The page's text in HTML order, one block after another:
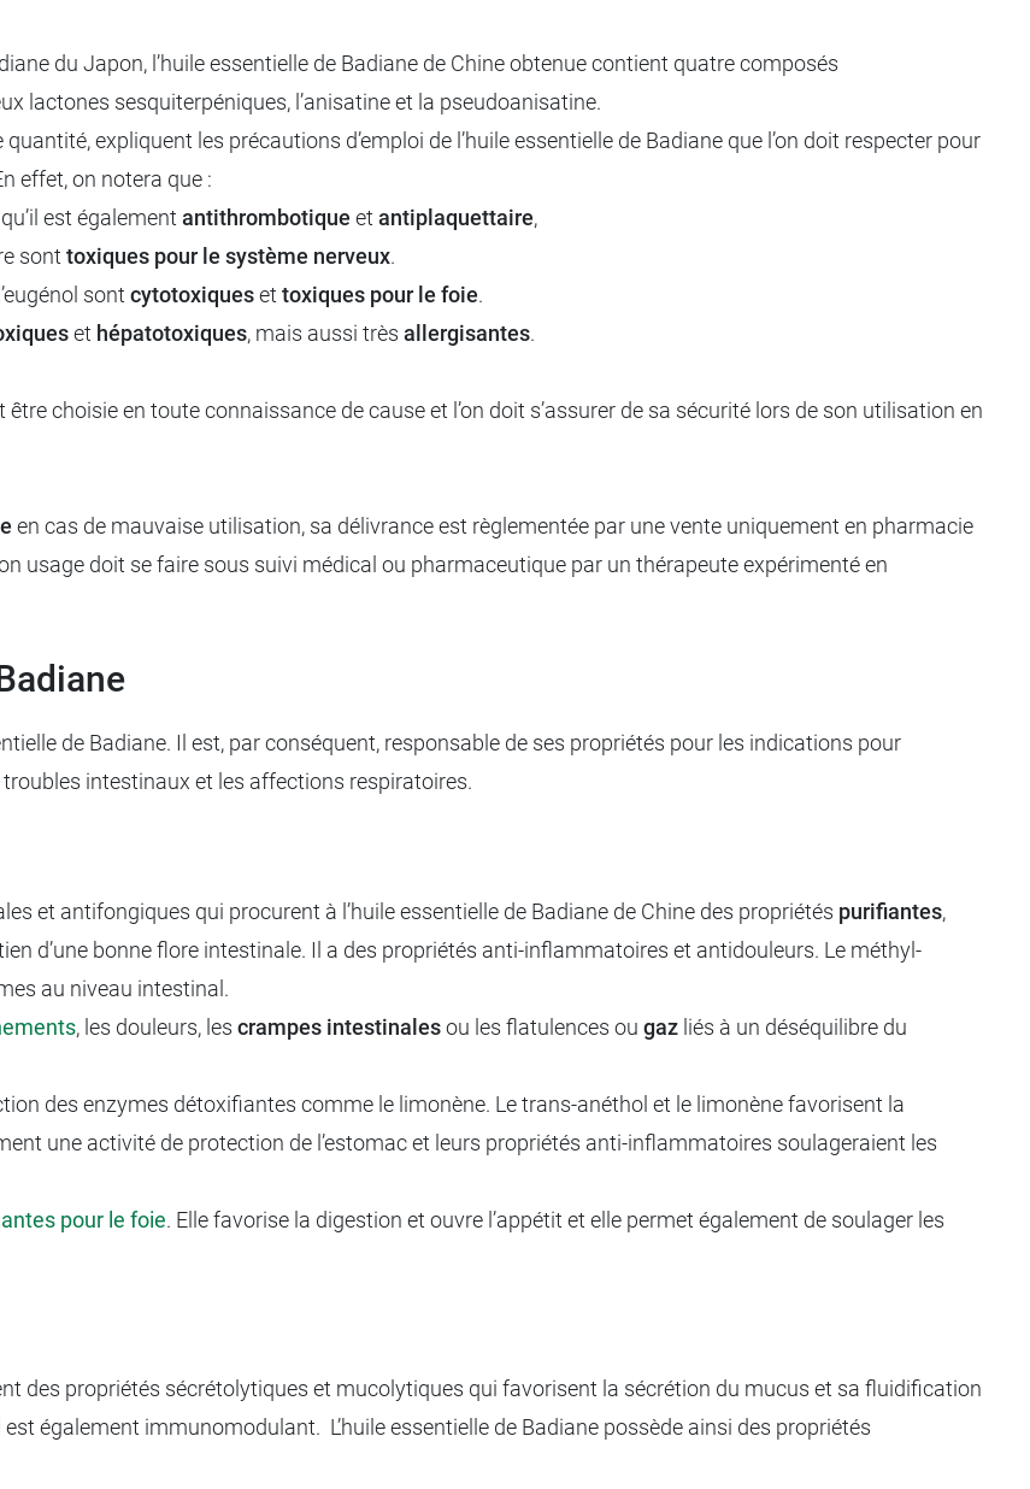
du Japon, l’huile essentielle de Badiane de Chine obtenue contient quatre composés
lactones sesquiterpéniques, l’anisatine et la pseudoanisatine.
expliquent les précautions d’emploi de l’huile essentielle de Badiane que l’on doit respecter pour
effet, on notera que :
est également antithrombotique et antiplaquettaire,
sont toxiques pour le système nerveux.
sont cytotoxiqueset toxiques pour le foie.
et hépatotoxiques, mais aussi très allergisantes.
choisie en toute connaissance de cause et l’on doit s’assurer de sa sécurité lors de son utilisation en
en cas de mauvaise utilisation, sa délivrance est règlementée par une vente uniquement en pharmacie
usage doit se faire sous suivi médical ou pharmaceutique par un thérapeute expérimenté en
de Badiane. Il est, par conséquent, responsable de ses propriétés pour les indications pour
intestinaux et les affections respiratoires.
et antifongiques qui procurent à l’huile essentielle de Badiane de Chine des propriétés purifiantes,
d’une bonne flore intestinale. Il a des propriétés anti-inflammatoires et antidouleurs. Le méthyl-
au niveau intestinal.
, les douleurs, les crampes intestinalesou les flatulences ou gaz liés à un déséquilibre du
des enzymes détoxifiantes comme le limonène. Le trans-anéthol et le limonène favorisent la
une activité de protection de l’estomac et leurs propriétés anti-inflammatoires soulageraient les
pour le foie. Elle favorise la digestion et ouvre l’appétit et elle permet également de soulager les
des propriétés sécrétolytiques et mucolytiques qui favorisent la sécrétion du mucus et sa fluidification
également immunomodulant. L’huile essentielle de Badiane possède ainsi des propriétés